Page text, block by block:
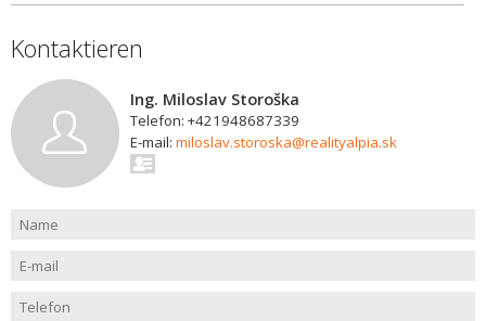
Kontaktieren
Ing. Miloslav Storoška
Telefon: +421948687339
E-mail: miloslav.storoska@realityalpia.sk